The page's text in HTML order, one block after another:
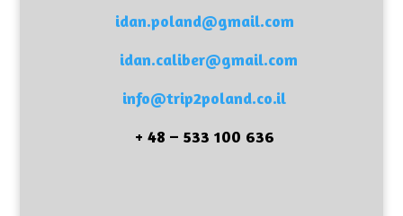
idan.poland@gmail.com
idan.caliber@gmail.com
info@trip2poland.co.il
636 100 533 – 48 +